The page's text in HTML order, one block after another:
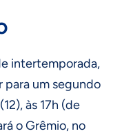
intertemporada,
para um segundo
às 17h (de
o Grêmio, no